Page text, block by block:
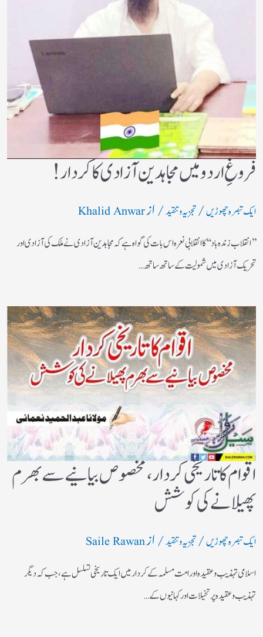
فروغِ اردو میں مجاہدین آزادی کا کردار!
ایک تبصرہ چھوڑیں/تجزیہ و تنقید/ ازKhalid Anwar
’’انقلاب زندہ باد‘‘کا انقلابی نعرہ اس بات کی گواہ ہے کہ مجاہدین آزادی نے ملک کی آزادی اور
تحریک آزادی میں شمولیت کے ساتھ ساتھ…
اقوام کا تاریخی کردار،مخصوص بیانیے سے بھرم
پھیلانے کی کوشش
ایک تبصرہ چھوڑیں/تجزیہ و تنقید/ ازSaile Rawan
اسلامی تہذیب و عقیدہ اور امت مسلمہ کے کردار میں ایک تاریخی تسلسل ہے، جب کہ دیگر
تہذیب و عقیدہ پر تخیلات اور کہانیوں کے…